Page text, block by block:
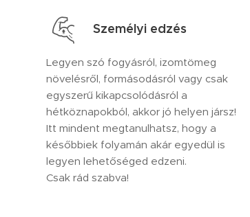
Személyi edzés
Legyen szó fogyásról, izomtömeg
növelésről, formásodásról vagy csak
egyszerű kikapcsolódásról a
hétköznapokból, akkor jó helyen jársz!
Itt mindent megtanulhatsz, hogy a
későbbiek folyamán akár egyedül is
legyen lehetőséged edzeni.
Csak rád szabva!